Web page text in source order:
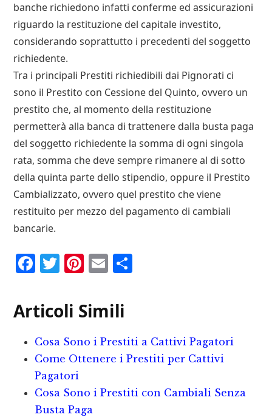
banche richiedono infatti conferme ed assicurazioni
riguardo la restituzione del capitale investito,
considerando soprattutto i precedenti del soggetto
richiedente.
Tra i principali Prestiti richiedibili dai Pignorati ci
sono il Prestito con Cessione del Quinto, ovvero un
prestito che, al momento della restituzione
permetterà alla banca di trattenere dalla busta paga
del soggetto richiedente la somma di ogni singola
rata, somma che deve sempre rimanere al di sotto
della quinta parte dello stipendio, oppure il Prestito
Cambializzato, ovvero quel prestito che viene
restituito per mezzo del pagamento di cambiali
bancarie.
F
c
e
b
o
o
k
T
it
te
r
P
n
te
r
e
E
ai
l
iv
i
i
Articoli Simili
Cosa Sono i Prestiti a Cattivi Pagatori
Come Ottenere i Prestiti per Cattivi
Pagatori
Cosa Sono i Prestiti con Cambiali Senza
Busta Paga